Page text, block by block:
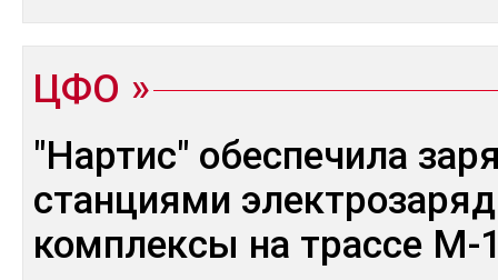
ЦФО
"Нартис" обеспечила
станциями
комплексы на трассе М-